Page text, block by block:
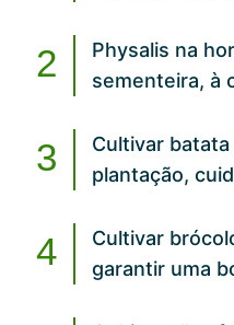
Physalis na
sementeira, à
Cultivar
plantação,
Cultivar
garantir uma